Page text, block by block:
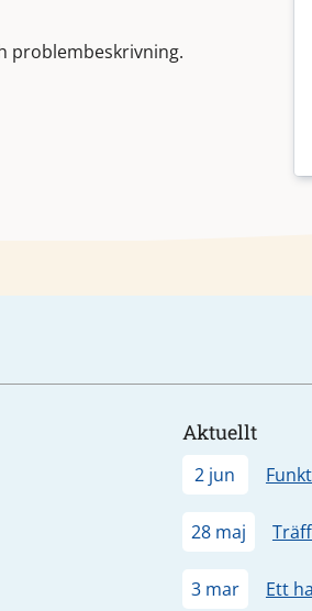
problembeskrivning.
Aktuellt
2 jun
28 maj
3 mar Ett